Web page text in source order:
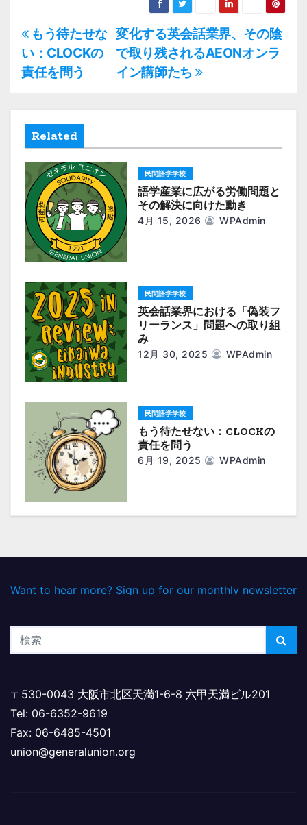
投
稿
ビ
ゲ
ー
シ
ョ
ン
変化する英会話業界、その陰
で取り残されるAEONオンラ
イン講師たち
もう待たせな
い：CLOCKの
責任を問う
Related
民間語学学校
語学産業に広がる労働問題と
その解決に向けた動き
4月 15, 2026 WPAdmin
民間語学学校
英会話業界における「偽装フ
リーランス」問題への取り組
み
12月 30, 2025 WPAdmin
民間語学学校
もう待たせない：CLOCKの
責任を問う
6月 19, 2025 WPAdmin
Want to hear more? Sign up for our monthly newsletter
〒530-0043 大阪市北区天満1-6-8 六甲天満ビル201
Tel: 06-6352-9619
Fax: 06-6485-4501
union@generalunion.org